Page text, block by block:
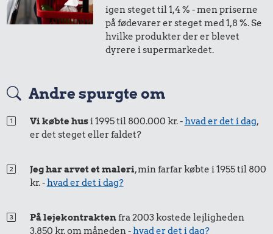
1 dåse suppe
20 kr.
Priser i 2025
igen steget til 1,4 % - men priserne
på fødevarer er steget med 1,8 %. Se
hvilke produkter der er blevet
dyrere i supermarkedet.
Andre spurgte om
Vi købte husi 1995 til 800.000 kr. -hvad er det i dag,
er det steget eller faldet?
Jeg har arvet et maleri, min farfar købte i 1955 til 800
kr. -hvad er det i dag?
På lejekontraktenfra 2003 kostede lejligheden
3.850 kr. om måneden -hvad er det i dag?